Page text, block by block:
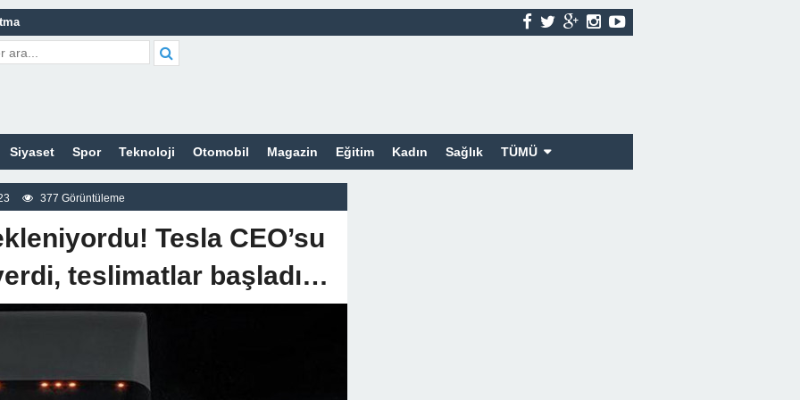
Nelerdir?
Nelerdir?
Nelerdir?
Bayan Sitesi
Siyaset Spor Teknoloji Otomobil Magazin Eğitim Kadın Sağlık TÜMÜ
377 Görüntüleme
Tesla CEO’su
teslimatlar başladı…